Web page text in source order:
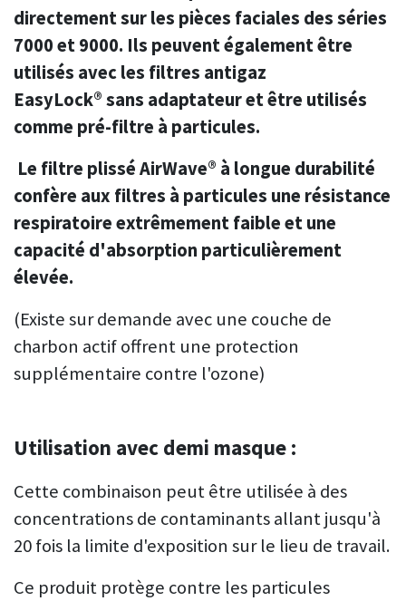
directement sur les pièces faciales des séries
7000 et 9000. Ils peuvent également être
utilisés avec les filtres antigaz
EasyLock® sans adaptateur et être utilisés
comme pré-filtre à particules.
Le filtre plissé AirWave® à longue durabilité
confère aux filtres à particules une résistance
respiratoire extrêmement faible et une
capacité d'absorption particulièrement
élevée.
(Existe sur demande avec une couche de
charbon actif offrent une protection
supplémentaire contre l'ozone)
Utilisation avec demi masque :
Cette combinaison peut être utilisée à des
concentrations de contaminants allant jusqu'à
20 fois la limite d'exposition sur le lieu de travail.
Ce produit protège contre les particules